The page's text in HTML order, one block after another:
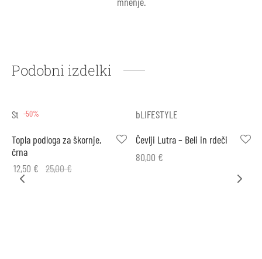
Podobni izdelki
-50%
Stonz
Topla podloga za škornje,
črna
12,50 € 25,00€
bLIFESTYLE
Čevlji Lutra – Beli in rdeči
80,00 €